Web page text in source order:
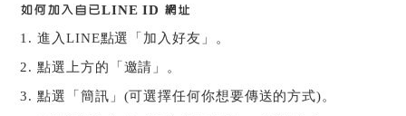
如何加入自已LINE ID 網址
1.進入 LINE點選「加入好友」。
2.點選上方的「邀請」。
3.點選「簡訊」 (可選擇任何你想要傳送的方式)。